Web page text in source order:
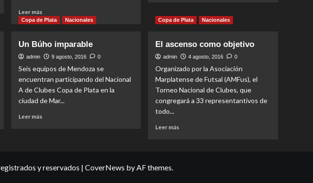
Leer másRead
more
mendocinos
juegan
la
de
Plata
en
Rafael
Un
viernes
terror
Copa de Plata Nacionales
Un Búho imparable
admin 9 agosto, 2016 0
Seis equipos de Mendoza se
encuentran participando del Nacional
A de Clubes Copa de Plata en la
ciudad de Mar...
Leer másRead
Copa de Plata Nacionales
El ascenso como objetivo
admin 4 agosto, 2016 0
Organizado por la Asociación
Marplatense de Futsal (AMFus), el
Torneo Nacional de Clubes, que
congregará a 33 representantivos de
todo...
Leer más
y reservados | CoverNews by AF themes.